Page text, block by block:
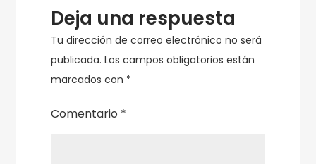
el
deficiente
trato
dado
Deja una respuesta
Tu dirección de correo electrónico no será
publicada. Los campos obligatorios están
marcados con *
Comentario *